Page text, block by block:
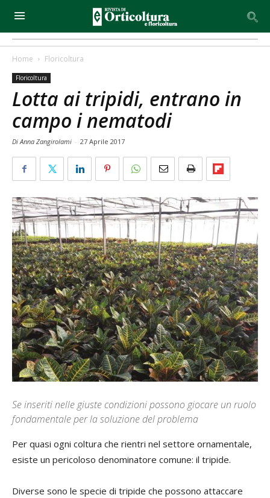
Home Floricoltura
Floricoltura
Lotta ai tripidi, entrano in
campo i nematodi
Di Anna Zangirolami - 27 Aprile 2017
Se inseriti nelle giuste condizioni possono giocare un ruolo
fondamentale per la soluzione del problema
Per quasi ogni coltura che rientri nel settore ornamentale,
esiste un pericoloso denominatore comune: il tripide.
Diverse sono le specie di tripide che possono attaccare